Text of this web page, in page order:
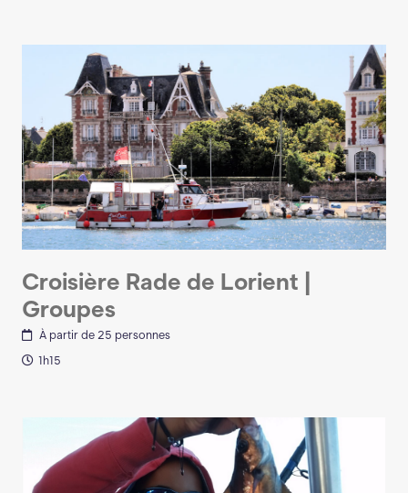
Croisière Rade de Lorient |
Groupes
À partir de 25 personnes
1h15